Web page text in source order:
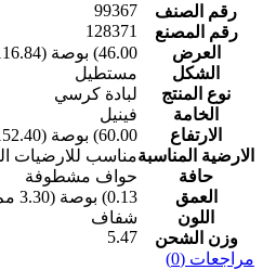
رقم الصنف
99367
رقم المصنع
128371
العرض
‎(46.00 بوصة (116.84 سم‎
الشكل
نوع المنتج
لبادة كرسي
الخامة
الارتفاع
‎(60.00 بوصة (152.40 سم‎
الارضية المناسبةمناسب للارضيات
حافة
حواف مشطوفة
العمق
‎(0.13 بوصة (3.30 مم‎
اللون
شفاف
وزن الشحن
5.47
مراجعات (0)